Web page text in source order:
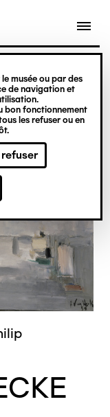
musée ou par des
de navigation et
bon fonctionnement
les refuser ou en